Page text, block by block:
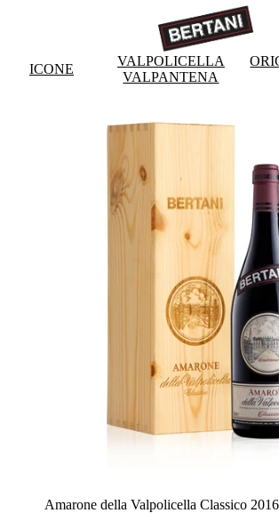
ICONE
VALPOLICELLA
VALPANTENA
Amarone della Valpolicella Classico